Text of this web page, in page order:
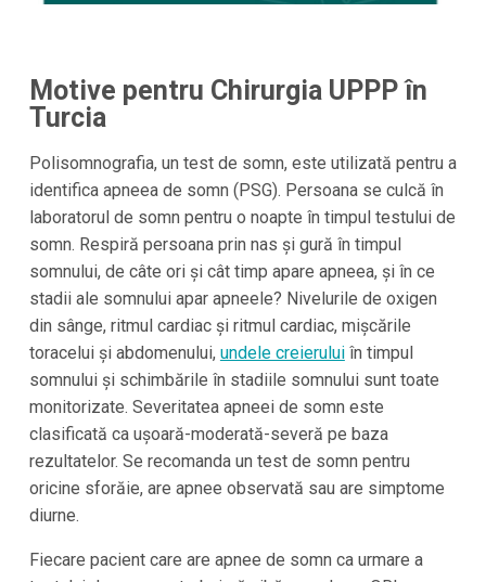
Motive pentru Chirurgia UPPP în
Turcia
Polisomnografia, un test de somn, este utilizată pentru a
identifica apneea de somn (PSG). Persoana se culcă în
laboratorul de somn pentru o noapte în timpul testului de
somn. Respiră persoana prin nas și gură în timpul
somnului, de câte ori și cât timp apare apneea, și în ce
stadii ale somnului apar apneele? Nivelurile de oxigen
din sânge, ritmul cardiac și ritmul cardiac, mișcările
toracelui și abdomenului, undele creieruluiîn timpul
somnului și schimbările în stadiile somnului sunt toate
monitorizate. Severitatea apneei de somn este
clasificată ca ușoară-moderată-severă pe baza
rezultatelor. Se recomanda un test de somn pentru
oricine sforăie, are apnee observată sau are simptome
diurne.
Fiecare pacient care are apnee de somn ca urmare a